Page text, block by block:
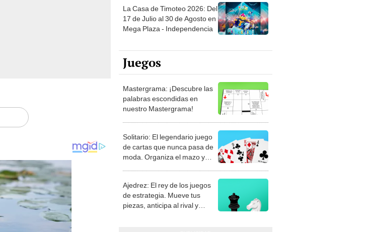
Mega Plaza - Independencia
Mastergrama: ¡Descubre las
palabras escondidas en
nuestro Mastergrama!
Solitario: El legendario juego
de cartas que nunca pasa de
moda. Organiza el mazo y
demuestra tu habilidad.
Ajedrez: El rey de los juegos
de estrategia. Mueve tus
piezas, anticipa al rival y
consigue el jaque mate.